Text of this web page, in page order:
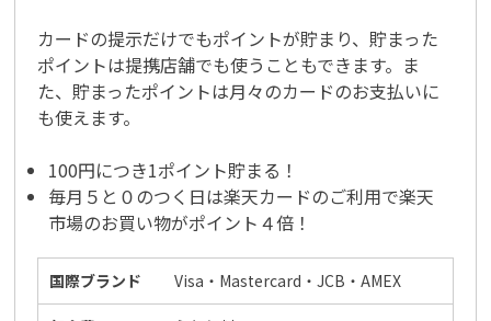
カードの提示だけでもポイントが貯まり、貯まった
ポイントは提携店舗でも使うこともできます。ま
た、貯まったポイントは月々のカードのお支払いに
も使えます。
100円につき1ポイント貯まる！
毎月５と０のつく日は楽天カードのご利用で楽天
市場のお買い物がポイント４倍！
国際ブランド Visa・Mastercard・JCB・AMEX